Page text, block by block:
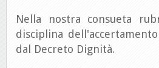
Nella nostra consueta
disciplina
dal Decreto Dignità.